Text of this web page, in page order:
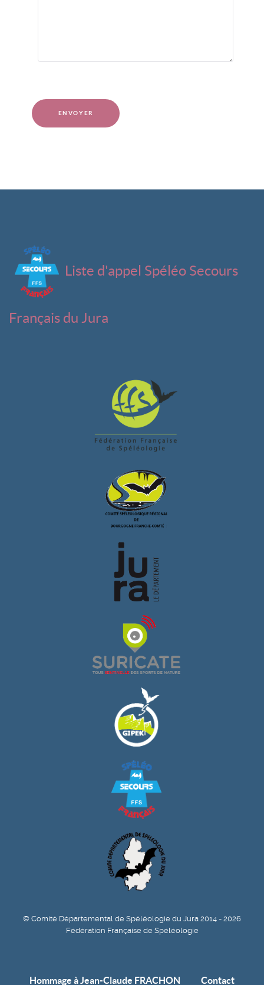
Captcha
ENVOYER
Liste d'appel Spéléo Secours
Français du Jura
© Comité Départemental de Spéléologie du Jura 2014 - 2026
Fédération Française de Spéléologie
Hommage à Jean-Claude FRACHON Contact